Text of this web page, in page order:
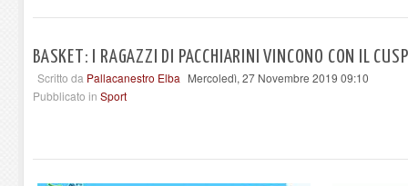
BASKET: I RAGAZZI DI PACCHIARINI VINCONO CON IL
Scritto da Pallacanestro Elba Mercoledì, 27 Novembre 2019 09:10
Pubblicato in Sport